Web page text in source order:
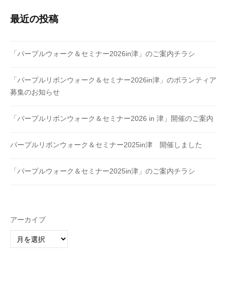
最近の投稿
「パープルウォーク＆セミナー2026in津」のご案内チラシ
「パープルリボンウォーク＆セミナー2026in津」のボランティア
募集のお知らせ
「パープルリボンウォーク＆セミナー2026 in 津」開催のご案内
パープルリボンウォーク＆セミナー2025in津 開催しました
「パープルウォーク＆セミナー2025in津」のご案内チラシ
アーカイブ